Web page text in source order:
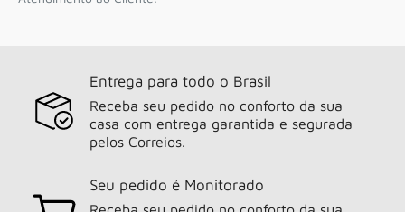
Entrega para todo o Brasil
Receba seu pedido no conforto da sua
casa com entrega garantida e segurada
pelos Correios.
Seu pedido é Monitorado